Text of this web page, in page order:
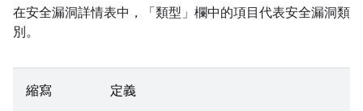
在安全漏洞詳情表中，「類型」 欄中的項目代表安全漏洞類
別。
縮寫 定義